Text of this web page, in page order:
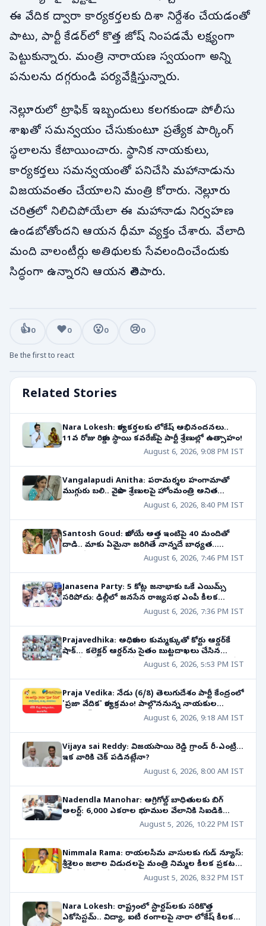
ఈ వేదిక ద్వారా కార్యకర్తలకు దిశా నిర్దేశం చేయడంతో
పాటు, పార్టీ కేడర్‌లో కొత్త జోష్ నింపడమే లక్ష్యంగా
పెట్టుకున్నారు. మంత్రి నారాయణ స్వయంగా అన్ని
పనులను దగ్గరుండి పర్యవేక్షిస్తున్నారు.
నెల్లూరులో ట్రాఫిక్ ఇబ్బందులు కలగకుండా పోలీసు
శాఖతో సమన్వయం చేసుకుంటూ ప్రత్యేక పార్కింగ్
స్థలాలను కేటాయించారు. స్థానిక నాయకులు,
కార్యకర్తలు సమన్వయంతో పనిచేసి మహానాడును
విజయవంతం చేయాలని మంత్రి కోరారు. నెల్లూరు
చరిత్రలో నిలిచిపోయేలా ఈ మహానాడు నిర్వహణ
ఉండబోతోందని ఆయన ధీమా వ్యక్తం చేశారు. వేలాది
మంది వాలంటీర్లు అతిథులకు సేవలందించేందుకు
సిద్ధంగా ఉన్నారని ఆయన తెలిపారు.
Related Stories
Nara Lokesh: కార్యకర్తలకు లోకేష్ అభినందనలు..
11వ రోజు రికార్డు స్థాయి కవరేజ్‌పై పార్టీ శ్రేణుల్లో ఉత్సాహం!
August 6, 2026, 9:08 PM IST
Vangalapudi Anitha: పరామర్శల హంగామాతో
ముగ్గురు బలి.. వైకాపా శ్రేణులపై హోంమంత్రి అనిత
August 6, 2026, 8:40 PM IST
Santosh Goud: కాబోయే అత్త ఇంటిపై 40 మందితో
దాడి.. మాకు ఏమైనా జరిగితే నాన్నదే బాధ్యత..
ఎమ్మెల్యే కుమారుడి సంచలన వ్యాఖ్యలుAugust 6, 2026, 7:46 PM IST
Janasena Party: 5 కోట్ల జనాభాకు ఒకే ఎయిమ్స్
సరిపోదు: ఢిల్లీలో జనసేన రాజ్యసభ ఎంపీ కీలక
August 6, 2026, 7:36 PM IST
Prajavedhika: అధికారుల కుమ్మక్కుతో కోర్టు ఆర్డర్‌కే
షాక్... కలెక్టర్ ఆర్డర్‌ను సైతం బుట్టదాఖలు చేసిన
తహసీల్దార్! సొంత తోడబుట్టినవాడే శత్రువుగా మారితే?
August 6, 2026, 5:53 PM IST
Praja Vedika: నేడు (6/8) తెలుగుదేశం పార్టీ కేంద్రంలో
'ప్రజా వేదిక' కార్యక్రమం! పాల్గొననున్న నాయకుల
August 6, 2026, 9:18 AM IST
Vijaya sai Reddy: విజయసాయి రెడ్డి గ్రాండ్ రీ-ఎంట్రీ...
ఇక వారికి చెక్ పడినట్లేనా?
August 6, 2026, 8:00 AM IST
Nadendla Manohar: అగ్రిగోల్డ్ బాధితులకు బిగ్
అలర్ట్: 6,000 ఎకరాల భూముల వేలానికి సిఐడికి
August 5, 2026, 10:22 PM IST
Nimmala Rama: రాయలసీమ వాసులకు గుడ్ న్యూస్:
శ్రీశైలం జలాల విడుదలపై మంత్రి నిమ్మల కీలక ప్రకటన!
August 5, 2026, 8:32 PM IST
Nara Lokesh: రాష్ట్రంలో స్టార్టప్‌లకు సరికొత్త
ఎకోసిస్టమ్.. విద్యా, ఐటీ రంగాలపై నారా లోకేష్ కీలక
👍0 ❤️0 😮0 😢0
Be the first to react